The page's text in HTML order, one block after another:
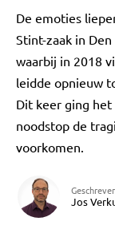
De emoties
Stint-zaak in
waarbij in 2018
leidde opnieuw
Dit keer ging het
noodstop de
voorkomen.
Jos